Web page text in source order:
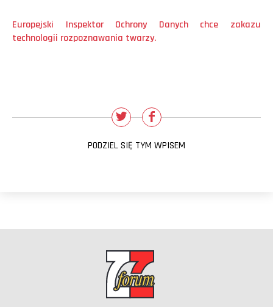
Europejski Inspektor Ochrony Danych chce zakazu
technologii rozpoznawania twarzy.
PODZIEL SIĘ TYM WPISEM